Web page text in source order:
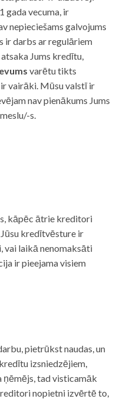
gada vecuma, ir
nepieciešams galvojums
ir darbs ar regulāriem
Jums kredītu,
varētu tikts
vairāki. Mūsu valstī ir
nav pienākums Jums
s.
kāpēc ātrie kreditori
Jūsu kredītvēsture ir
vai laikā nenomaksāti
ir pieejama visiem
pietrūkst naudas, un
izsniedzējiem,
ņēmējs, tad visticamāk
nopietni izvērtē to,